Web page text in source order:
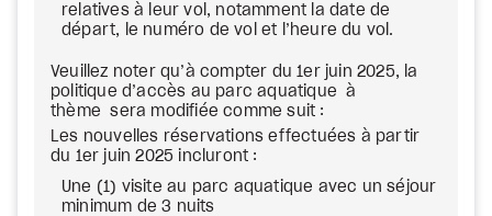
relatives à leur vol, notamment la date de
départ, le numéro de vol et l’heure du vol.
Veuillez noter qu’à compter du 1er juin 2025, la
politique d’accès au parc aquatique à
thème sera modifiée comme suit :
Les nouvelles réservations effectuées à partir
du 1er juin 2025 incluront :
Une (1) visite au parc aquatique avec un séjour
minimum de 3 nuits